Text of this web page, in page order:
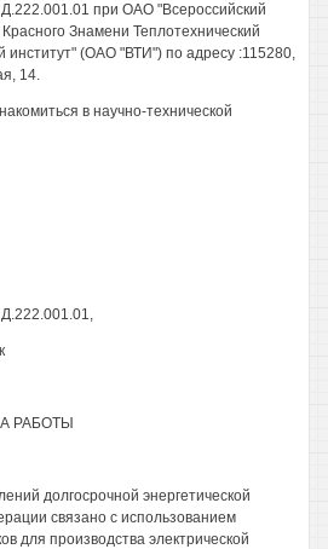
при ОАО "Всероссийский
Знамени Теплотехнический
институт" (ОАО "ВТИ") по адресу :115280,
14.
в научно-технической
РАБОТЫ
долгосрочной энергетической
связано с использованием
для производства электрической